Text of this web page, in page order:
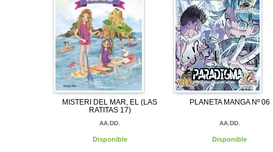
MISTERI DEL MAR, EL (LAS
RATITAS 17)
AA.DD.
Disponible
PLANETA MANGA Nº 06
AA.DD.
Disponible